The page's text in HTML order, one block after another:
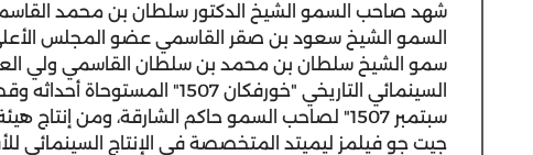
شهد صاحب السمو الشيخ الدكتور سلطان بن محمد
السمو الشيخ سعود بن صقر القاسمي عضو المجلس
سمو الشيخ سلطان بن محمد بن سلطان القاسمي ولي
السينمائي التاريخي "خورفكان
سبتمبر 1507" لصاحب السمو حاكم الشارقة، ومن
جيت جو فيلمز ليميتد المتخصصة في الإنتاج السينمائي